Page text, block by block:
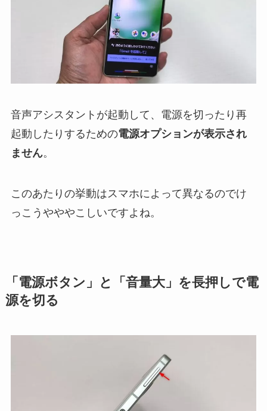
音声アシスタントが起動して、電源を切ったり再
起動したりするための電源オプションが表示され
ません。
このあたりの挙動はスマホによって異なるのでけ
っこうやややこしいですよね。
「電源ボタン」と「音量大」を長押しで電
源を切る